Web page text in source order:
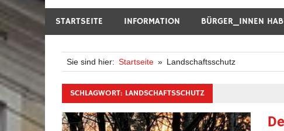
STARTSEITE INFORMATION BÜRGER_INNEN
Sie sind hier: Startseite Landschaftsschutz
SCHLAGWORT: LANDSCHAFTSSCHUTZ